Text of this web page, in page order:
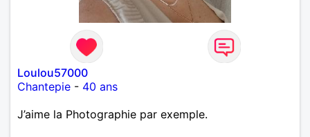
Loulou57000
Chantepie - 40 ans
J’aime la Photographie par exemple.